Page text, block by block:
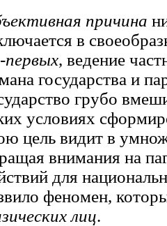
причина
в
первых, ведение
государства и
грубо
условиях
цель видит в
внимания на
для
феномен,
лиц.